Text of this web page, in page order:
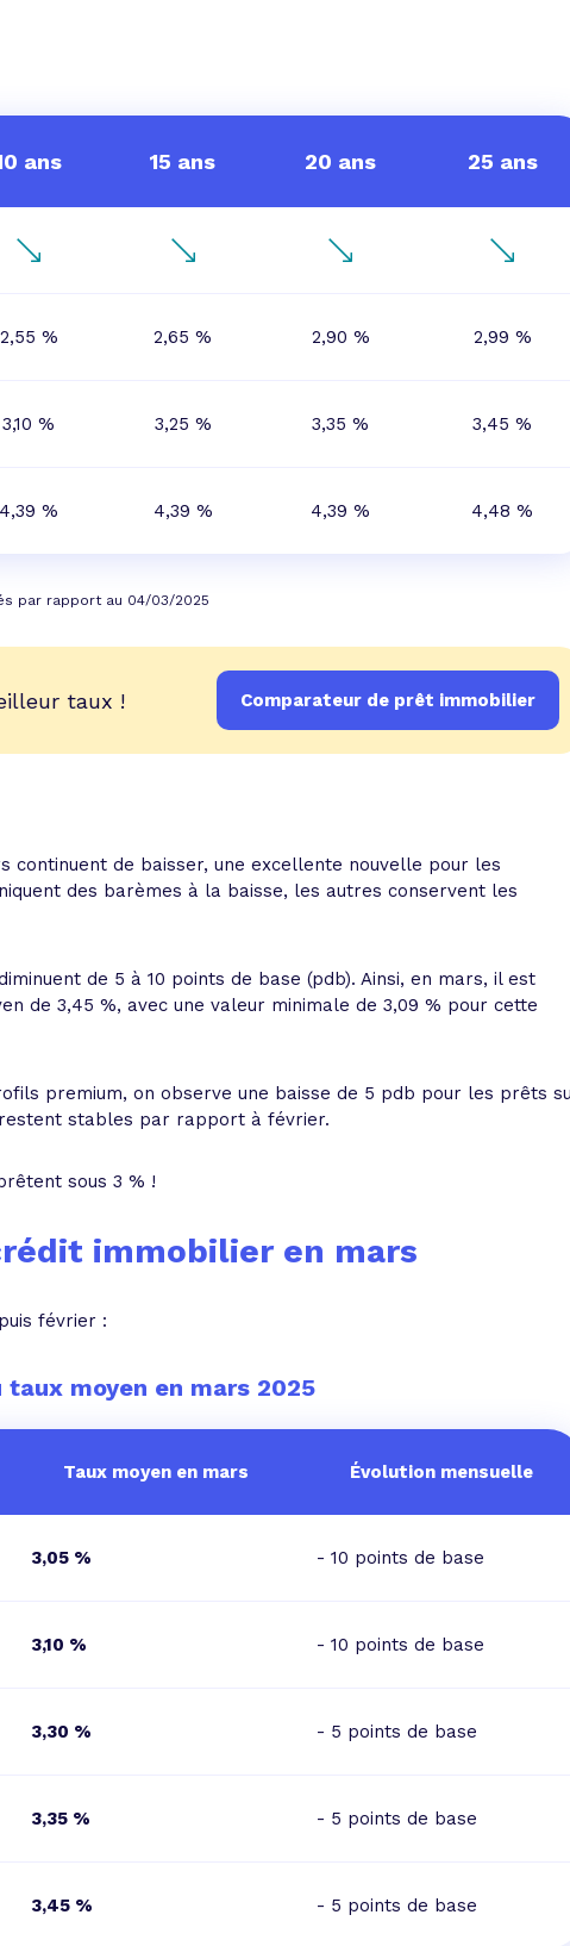
taux !
taux ! de crédits
ans 15 ans 20 ans 25 ans
2,55 % 2,65 % 2,90 % 2,99 %
3,10 % 3,25 % 3,35 % 3,45 %
4,39 % 4,39 % 4,39 % 4,48 %
par rapport au 04/03/2025
taux ! Comparateur de prêt immobilier
continuent de baisser, une excellente nouvelle pour les
des barèmes à la baisse, les autres conservent les
de 5 à 10 points de base (pdb). Ainsi, en mars, il est
de 3,45 %, avec une valeur minimale de 3,09 % pour cette
premium, on observe une baisse de 5 pdb pour les prêts
stables par rapport à février.
sous 3 % !
immobilier en mars
février :
taux moyen en mars 2025
Taux moyen en mars Évolution mensuelle
3,05 % - 10 points de base
3,10 % - 10 points de base
3,30 % - 5 points de base
3,35 % - 5 points de base
3,45 % - 5 points de base